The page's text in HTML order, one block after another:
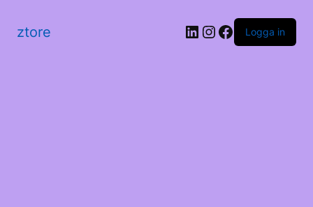
ztore LinkedIn
Instagram
Facebook
Logga in